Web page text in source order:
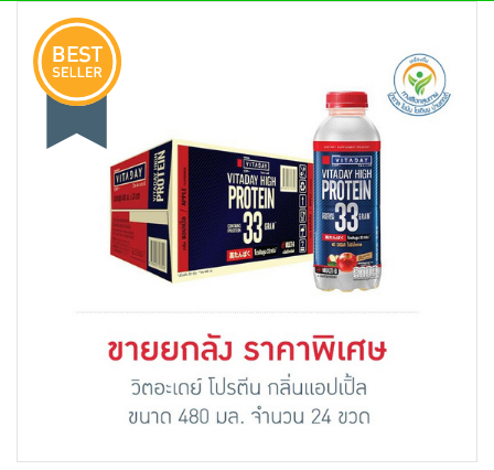
เครื่องดื่มและผงชงดื่ม
อาหารสด ผัก ผลไม้และเบเกอรี่
พระเครื่อง test pop